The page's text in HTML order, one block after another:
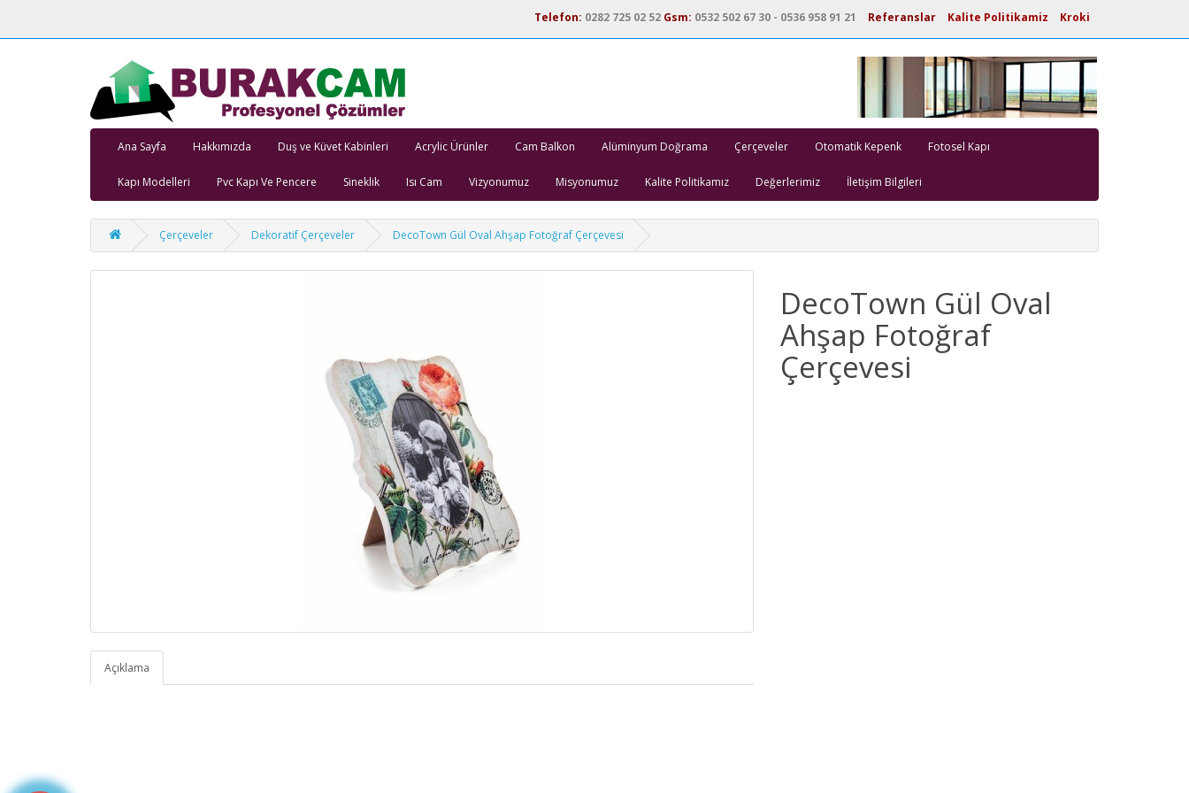
Telefon: 0282 725 02 52 Gsm: 0532 502 67 30 - 0536 958 91 21 Referanslar Kalite Politikamiz Kroki
Ana Sayfa Hakkımızda Duş ve Küvet Kabinleri Acrylic Ürünler Cam Balkon Alüminyum Doğrama Çerçeveler Otomatik Kepenk Fotosel Kapı
Kapı Modelleri Pvc Kapı Ve Pencere Sineklik Isı Cam Vizyonumuz Misyonumuz Kalite Politikamız Değerlerimiz İletişim Bilgileri
Çerçeveler Dekoratif Çerçeveler DecoTown Gül Oval Ahşap Fotoğraf Çerçevesi
Açıklama
DecoTown Gül Oval
Ahşap Fotoğraf
Çerçevesi